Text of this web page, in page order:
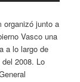
organizó junto a
Vasco una
a lo largo de
2008. Lo